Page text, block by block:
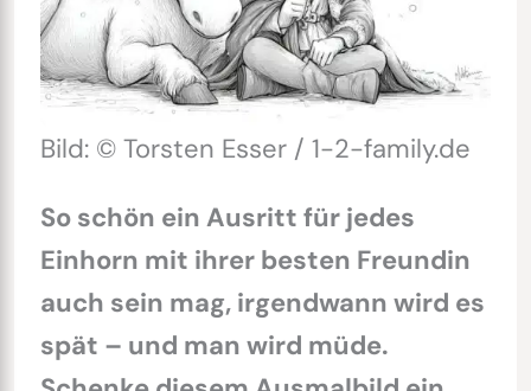
Bild: © Torsten Esser / 1-2-family.de
So schön ein Ausritt für jedes
Einhorn mit ihrer besten Freundin
auch sein mag, irgendwann wird es
spät – und man wird müde.